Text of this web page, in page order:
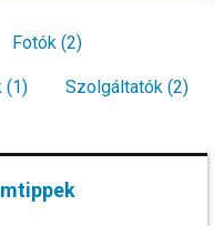
Fotók (2)
(1) Szolgáltatók (2)